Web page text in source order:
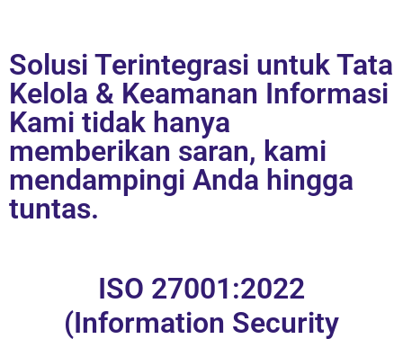
Solusi Terintegrasi untuk Tata
Kelola & Keamanan Informasi
Kami tidak hanya
memberikan saran, kami
mendampingi Anda hingga
tuntas.
ISO 27001:2022
(Information Security